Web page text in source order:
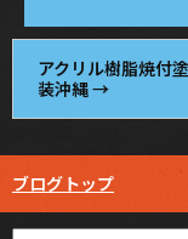
アクリル樹脂
装沖縄→
ブログトップ